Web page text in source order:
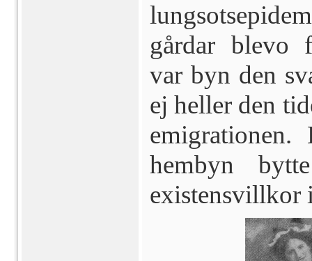
gårdar blevo
var byn den
ej heller den
hembyn
existensvillkor